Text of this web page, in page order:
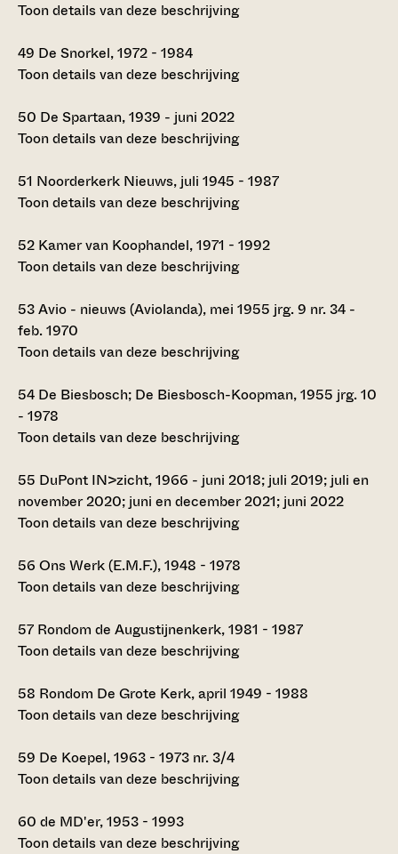
Toon details van deze beschrijving
49 De Snorkel, 1972 - 1984
Toon details van deze beschrijving
50 De Spartaan, 1939 - juni 2022
Toon details van deze beschrijving
51 Noorderkerk Nieuws, juli 1945 - 1987
Toon details van deze beschrijving
52 Kamer van Koophandel, 1971 - 1992
Toon details van deze beschrijving
53Avio - nieuws (Aviolanda), mei 1955 jrg. 9 nr. 34 -
feb. 1970
Toon details van deze beschrijving
54 De Biesbosch; De Biesbosch-Koopman, 1955 jrg. 10
- 1978
Toon details van deze beschrijving
55 DuPont IN>zicht, 1966 - juni 2018; juli 2019; juli en
november 2020; juni en december 2021; juni 2022
Toon details van deze beschrijving
56 Ons Werk (E.M.F.), 1948 - 1978
Toon details van deze beschrijving
57 Rondom de Augustijnenkerk, 1981 - 1987
Toon details van deze beschrijving
58 Rondom De Grote Kerk, april 1949 - 1988
Toon details van deze beschrijving
59 De Koepel, 1963 - 1973 nr. 3/4
Toon details van deze beschrijving
60 de MD'er, 1953 - 1993
Toon details van deze beschrijving